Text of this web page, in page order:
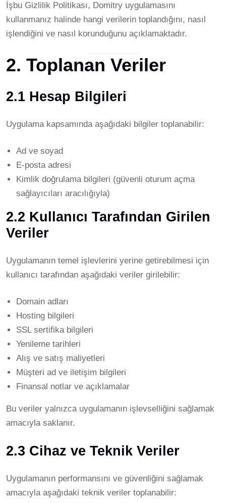
İşbu Gizlilik Politikası, Domitry uygulamasını
kullanmanız halinde hangi verilerin toplandığını, nasıl
işlendiğini ve nasıl korunduğunu açıklamaktadır.
2. Toplanan Veriler
2.1 Hesap Bilgileri
Uygulama kapsamında aşağıdaki bilgiler toplanabilir:
Ad ve soyad
E-posta adresi
Kimlik doğrulama bilgileri (güvenli oturum açma
sağlayıcıları aracılığıyla)
2.2 Kullanıcı Tarafından Girilen
Veriler
Uygulamanın temel işlevlerini yerine getirebilmesi için
kullanıcı tarafından aşağıdaki veriler girilebilir:
Domain adları
Hosting bilgileri
SSL sertifika bilgileri
Yenileme tarihleri
Alış ve satış maliyetleri
Müşteri ad ve iletişim bilgileri
Finansal notlar ve açıklamalar
Bu veriler yalnızca uygulamanın işlevselliğini sağlamak
amacıyla saklanır.
2.3 Cihaz ve Teknik Veriler
Uygulamanın performansını ve güvenliğini sağlamak
amacıyla aşağıdaki teknik veriler toplanabilir: